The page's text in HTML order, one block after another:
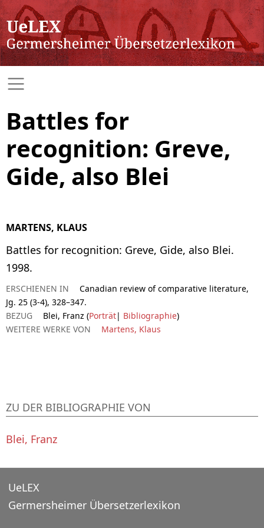
Battles for
recognition: Greve,
Gide, also Blei
MARTENS, KLAUS
Battles for recognition: Greve, Gide, also Blei.
1998.
ERSCHIENEN IN
Canadian review of comparative literature,
Jg. 25 (3-4), 328–347.
BEZUG
Blei, Franz (Porträt| Bibliographie)
WEITERE WERKE VON
Martens, Klaus
ZU DER BIBLIOGRAPHIE VON
Blei, Franz
UeLEX
Germersheimer Übersetzerlexikon